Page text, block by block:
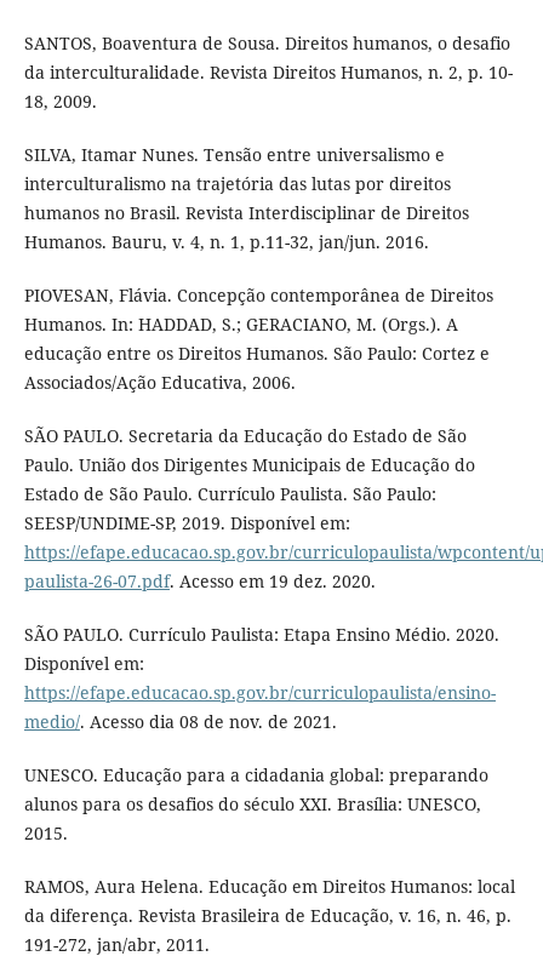
SANTOS, Boaventura de Sousa. Direitos humanos, o desafio
da interculturalidade. Revista Direitos Humanos, n. 2, p. 10-
18, 2009.
SILVA, Itamar Nunes. Tensão entre universalismo e
interculturalismo na trajetória das lutas por direitos
humanos no Brasil. Revista Interdisciplinar de Direitos
Humanos. Bauru, v. 4, n. 1, p.11-32, jan/jun. 2016.
PIOVESAN, Flávia. Concepção contemporânea de Direitos
Humanos. In: HADDAD, S.; GERACIANO, M. (Orgs.). A
educação entre os Direitos Humanos. São Paulo: Cortez e
Associados/Ação Educativa, 2006.
SÃO PAULO. Secretaria da Educação do Estado de São
Paulo. União dos Dirigentes Municipais de Educação do
Estado de São Paulo. Currículo Paulista. São Paulo:
SEESP/UNDIME-SP, 2019. Disponível em:
https://efape.educacao.sp.gov.br/curriculopaulista/wpcontent/
paulista-26-07.pdf. Acesso em 19 dez. 2020.
SÃO PAULO. Currículo Paulista: Etapa Ensino Médio. 2020.
Disponível em:
https://efape.educacao.sp.gov.br/curriculopaulista/ensino-
medio/. Acesso dia 08 de nov. de 2021.
UNESCO. Educação para a cidadania global: preparando
alunos para os desafios do século XXI. Brasília: UNESCO,
2015.
RAMOS, Aura Helena. Educação em Direitos Humanos: local
da diferença. Revista Brasileira de Educação, v. 16, n. 46, p.
191-272, jan/abr, 2011.